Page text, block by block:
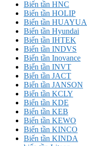
Biến tần HNC
Biến tần HOLIP
Biến tần
Biến tần Hyundai
Biến tần IHTEK
Biến tần INDVS
Biến tần Inovance
Biến tần INVT
Biến tần JACT
Biến tần JANSON
Biến tần KCLY
Biến tần KDE
Biến tần KEB
Biến tần KEWO
Biến tần KINCO
Biến tần KINDA